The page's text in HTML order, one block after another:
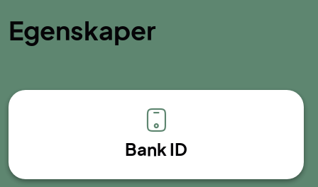
Egenskaper
Bank ID